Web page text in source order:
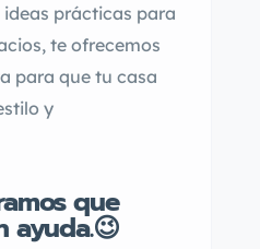
prácticas para
te ofrecemos
para que tu casa
y
que
ayuda.😉